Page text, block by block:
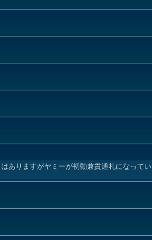
ありますがヤミーが初動兼貫通札になってい